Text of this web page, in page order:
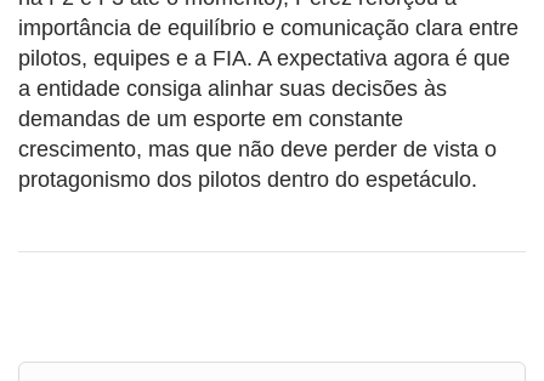
importância de equilíbrio e comunicação clara entre
pilotos, equipes e a FIA. A expectativa agora é que
a entidade consiga alinhar suas decisões às
demandas de um esporte em constante
crescimento, mas que não deve perder de vista o
protagonismo dos pilotos dentro do espetáculo.